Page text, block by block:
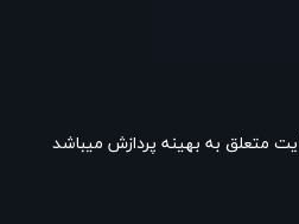
متعلق به بهینه پردازش میباشد